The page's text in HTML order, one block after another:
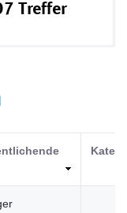
Treffer